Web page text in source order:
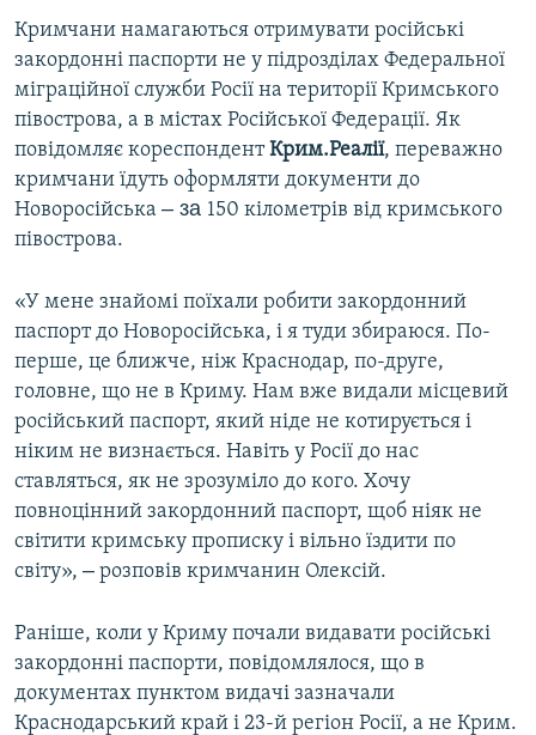
Усі сайти RFE/RL
Кримчани намагаються отримувати російські
закордонні паспорти не у підрозділах Федеральної
міграційної служби Росії на території Кримського
півострова, а в містах Російської Федерації. Як
повідомляє кореспондентКрим.Реалії, переважно
кримчани їдуть оформляти документи до
Новоросійська – за 150 кілометрів від кримського
півострова.
«У мене знайомі поїхали робити закордонний
паспорт до Новоросійська, і я туди збираюся. По-
перше, це ближче, ніж Краснодар, по-друге,
головне, що не в Криму. Нам вже видали місцевий
російський паспорт, який ніде не котирується і
ніким не визнається. Навіть у Росії до нас
ставляться, як не зрозуміло до кого. Хочу
повноцінний закордонний паспорт, щоб ніяк не
світити кримську прописку і вільно їздити по
світу», – розповів кримчанин Олексій.
Раніше, коли у Криму почали видавати російські
закордонні паспорти, повідомлялося, що в
документах пунктом видачі зазначали
Краснодарський край і 23-й регіон Росії, а не Крим.